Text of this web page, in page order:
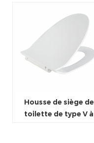
Housse de siège de
toilette de type V à